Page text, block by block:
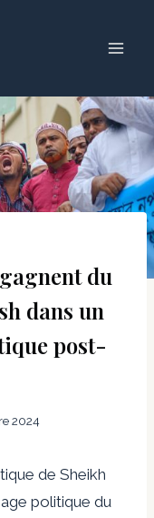
du
dans un
post-
2024
de Sheikh
politique du